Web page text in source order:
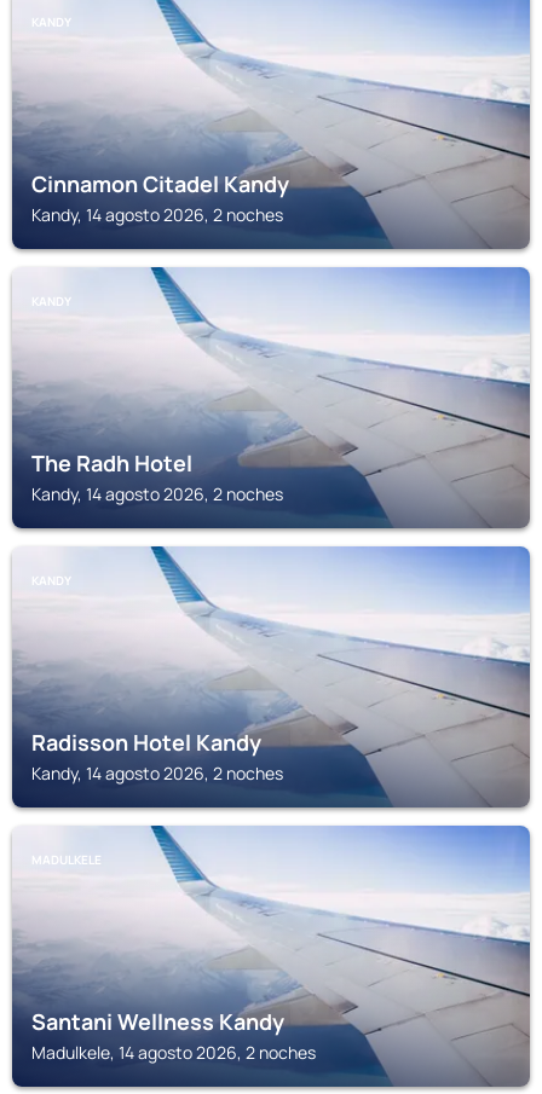
KANDY
Cinnamon Citadel Kandy
Kandy, 14 agosto 2026, 2 noches
KANDY
The Radh Hotel
Kandy, 14 agosto 2026, 2 noches
KANDY
Radisson Hotel Kandy
Kandy, 14 agosto 2026, 2 noches
MADULKELE
Santani Wellness Kandy
Madulkele, 14 agosto 2026, 2 noches